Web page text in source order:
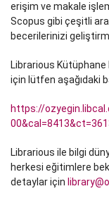
erişim ve makale
Scopus gibi çeşitli
becerilerinizi
Librarious
için lütfen aşağıdaki
https://
Librarious ile bilgi
herkesi eğitimlere
detaylar için